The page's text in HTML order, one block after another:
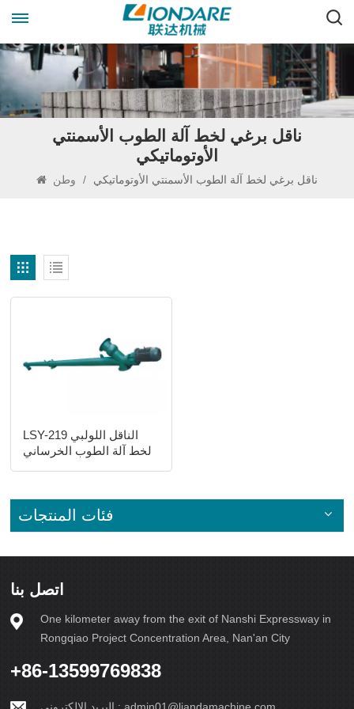
ناقل برغي لخط آلة الطوب الأسمنتي
الأوتوماتيكي
/ ناقل برغي لخط آلة الطوب الأسمنتي الأوتوماتيكي
LSY-219 الناقل اللولبي
لخط آلة الطوب الخرساني
فئات المنتجات
اتصل بنا
One kilometer away from the exit of Nanshi Expressway in
Rongqiao Project Concentration Area, Nan'an City
+86-13599769838